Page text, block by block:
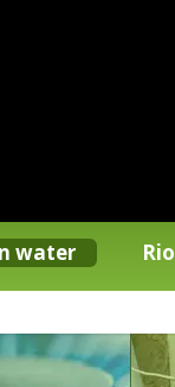
water